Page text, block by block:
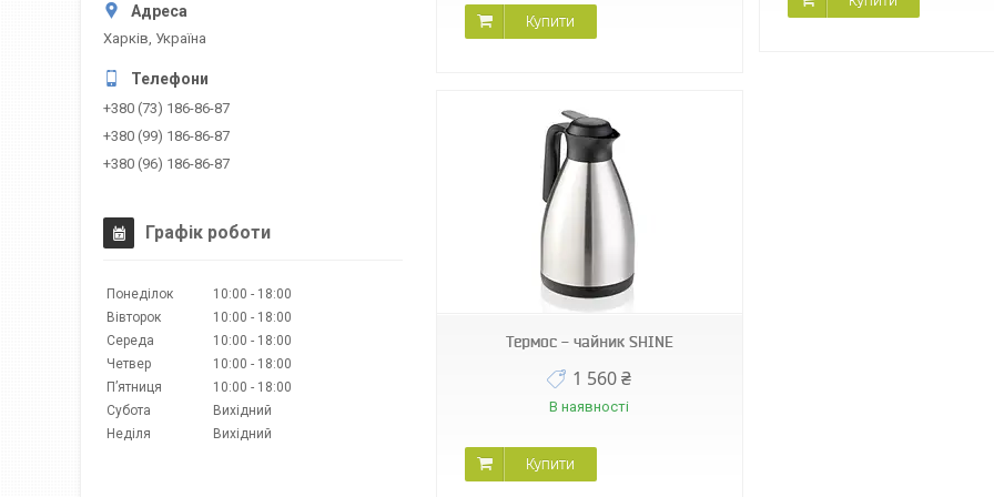
Купити
Термос - чайник SHINE
1 560 ₴
В наявності
Купити
Харків, Україна
+380 (73) 186-86-87
+380 (99) 186-86-87
+380 (96) 186-86-87
Графік роботи
Понеділок 10:00
18:00
Вівторок
10:00
18:00
Середа
10:00
18:00
Четвер
10:00
18:00
Пʼятниця
10:00
18:00
Субота
Вихідний
Неділя
Вихідний